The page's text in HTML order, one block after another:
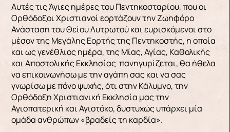
Αυτές τις Άγιες ημέρες του Πεντηκοσταρίου, που οι
Ορθόδοξοι Χριστιανοί εορτάζουν την Ζωηφόρο
Ανάσταση του Θείου Λυτρωτού και ευρισκόμενοι στο
μέσον της Μεγάλης Εορτής της Πεντηκοστής, η οποία
και ως γενέθλιος ημέρα, της Μίας, Αγίας, Καθολικής
και Αποστολικής Εκκλησίας πανηγυρίζεται, θα ήθελα
να επικοινωνήσω με την αγάπη σας και να σας
γνωρίσω με πόνο ψυχής, ότι στην Κάλυμνο, την
Ορθόδοξη Χριστιανική Εκκλησία μας την
Αγιοπατερική και Αγιοτόκο, δυστυχώς υπάρχει μία
ομάδα ανθρώπων «βραδείς τη καρδία».